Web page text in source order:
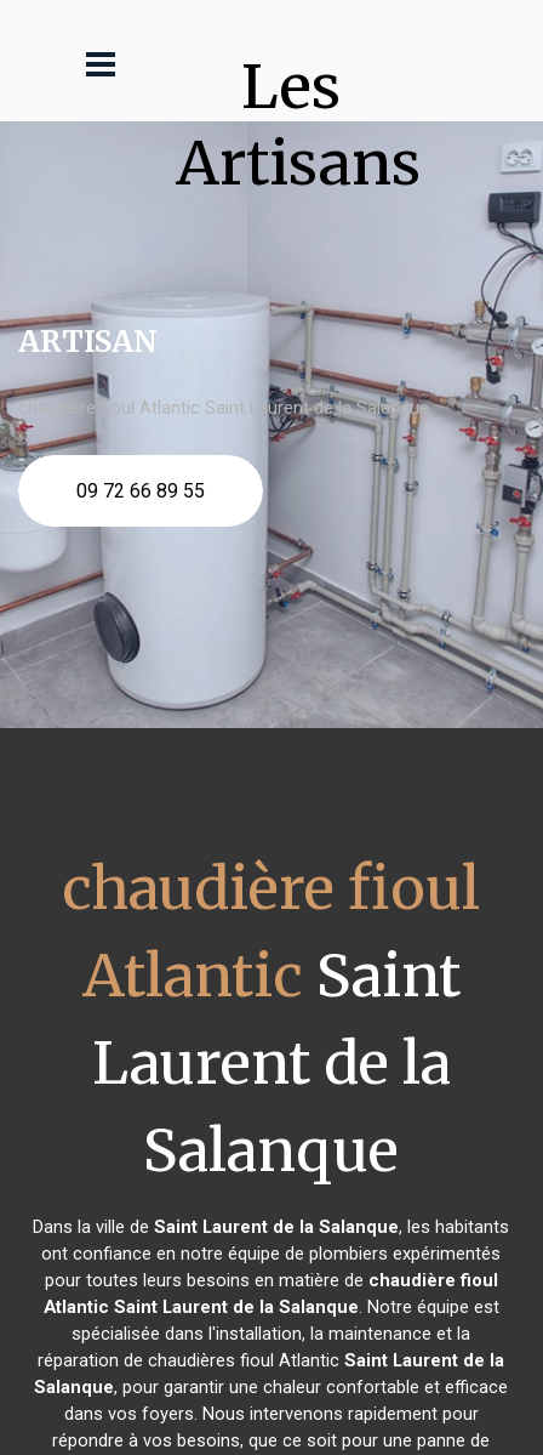
Les
Artisans
ARTISAN
chaudière fioul Atlantic Saint Laurent de la Salanque
09 72 66 89 55
chaudière fioul
Atlantic Saint
Laurent de la
Salanque
Dans la ville deSaint Laurent de la Salanque, les habitants
ont confiance en notre équipe de plombiers expérimentés
pour toutes leurs besoins en matière de chaudière fioul
Atlantic Saint Laurent de la Salanque. Notre équipe est
spécialisée dans l'installation, la maintenance et la
réparation de chaudières fioul AtlanticSaint Laurent de la
Salanque, pour garantir une chaleur confortable et efficace
dans vos foyers. Nous intervenons rapidement pour
répondre à vos besoins, que ce soit pour une panne de